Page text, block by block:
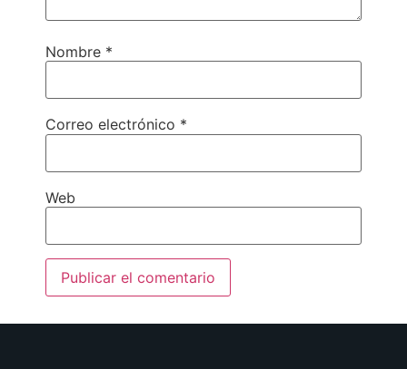
Nombre *
Correo electrónico *
Web